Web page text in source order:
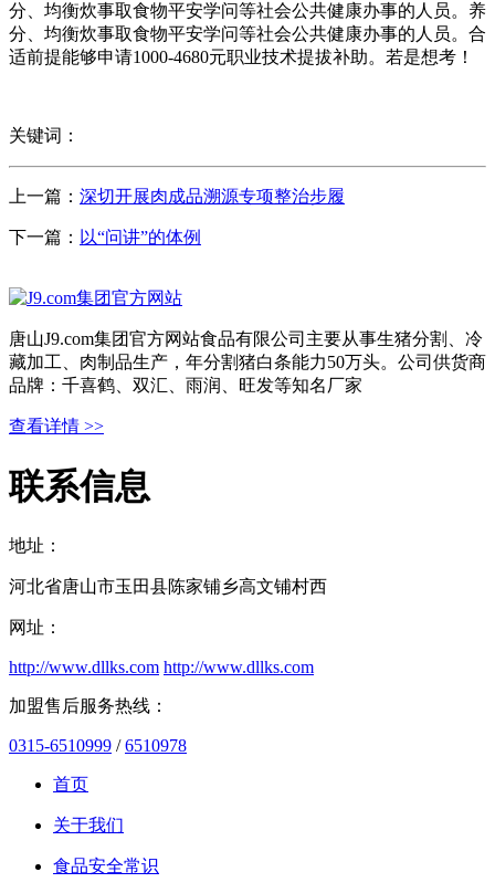
分、均衡炊事取食物平安学问等社会公共健康办事的人员。养
分、均衡炊事取食物平安学问等社会公共健康办事的人员。合
适前提能够申请1000-4680元职业技术提拔补助。若是想考！
关键词：
上一篇： 深切开展肉成品溯源专项整治步履
下一篇： 以“问讲”的体例
唐山J9.com集团官方网站食品有限公司主要从事生猪分割、冷
藏加工、肉制品生产，年分割猪白条能力50万头。公司供货商
品牌：千喜鹤、双汇、雨润、旺发等知名厂家
查看详情 >>
联系信息
地址：
河北省唐山市玉田县陈家铺乡高文铺村西
网址：
http://www.dllks.com http://www.dllks.com
加盟售后服务热线：
0315-6510999 /6510978
首页
关于我们
食品安全常识